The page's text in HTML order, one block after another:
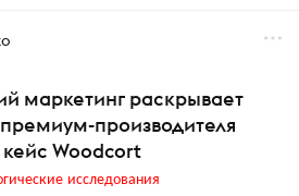
маркетинг раскрывает
производителя
Woodcort
исследования